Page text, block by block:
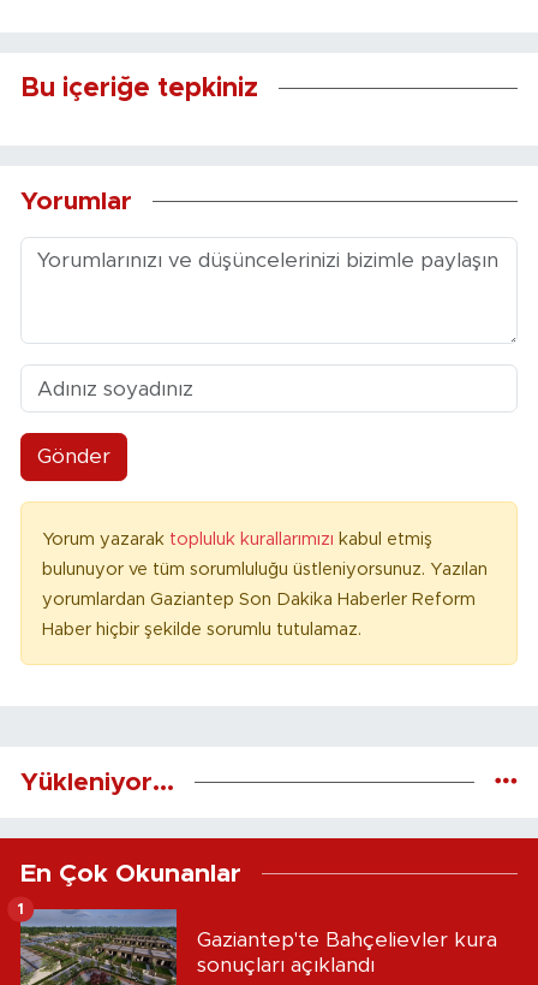
Bu içeriğe tepkiniz
Yorumlar
Gönder
Yorum yazarak topluluk kurallarımızı kabul etmiş
bulunuyor ve tüm sorumluluğu üstleniyorsunuz. Yazılan
yorumlardan Gaziantep Son Dakika Haberler Reform
Haber hiçbir şekilde sorumlu tutulamaz.
Yükleniyor...
En Çok Okunanlar
Gaziantep'te Bahçelievler kura
sonuçları açıklandı
1